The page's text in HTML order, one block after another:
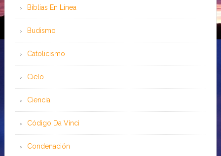
Bíblias En Línea
Budismo
Catolicismo
Cielo
Ciencia
Código Da Vinci
Condenación